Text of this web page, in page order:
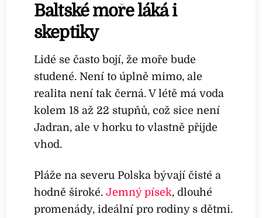
Baltské moře láká i
skeptiky
Lidé se často bojí, že moře bude
studené. Není to úplně mimo, ale
realita není tak černá. V létě má voda
kolem 18 až 22 stupňů, což sice není
Jadran, ale v horku to vlastně přijde
vhod.
Pláže na severu Polska bývají čisté a
hodně široké.Jemný písek, dlouhé
promenády, ideální pro rodiny s dětmi.